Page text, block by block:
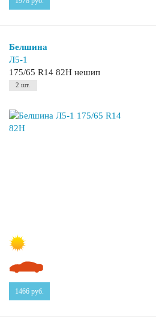
Белшина
Л5-1
175/65 R14 82H нешип
2 шт.
1466 руб.